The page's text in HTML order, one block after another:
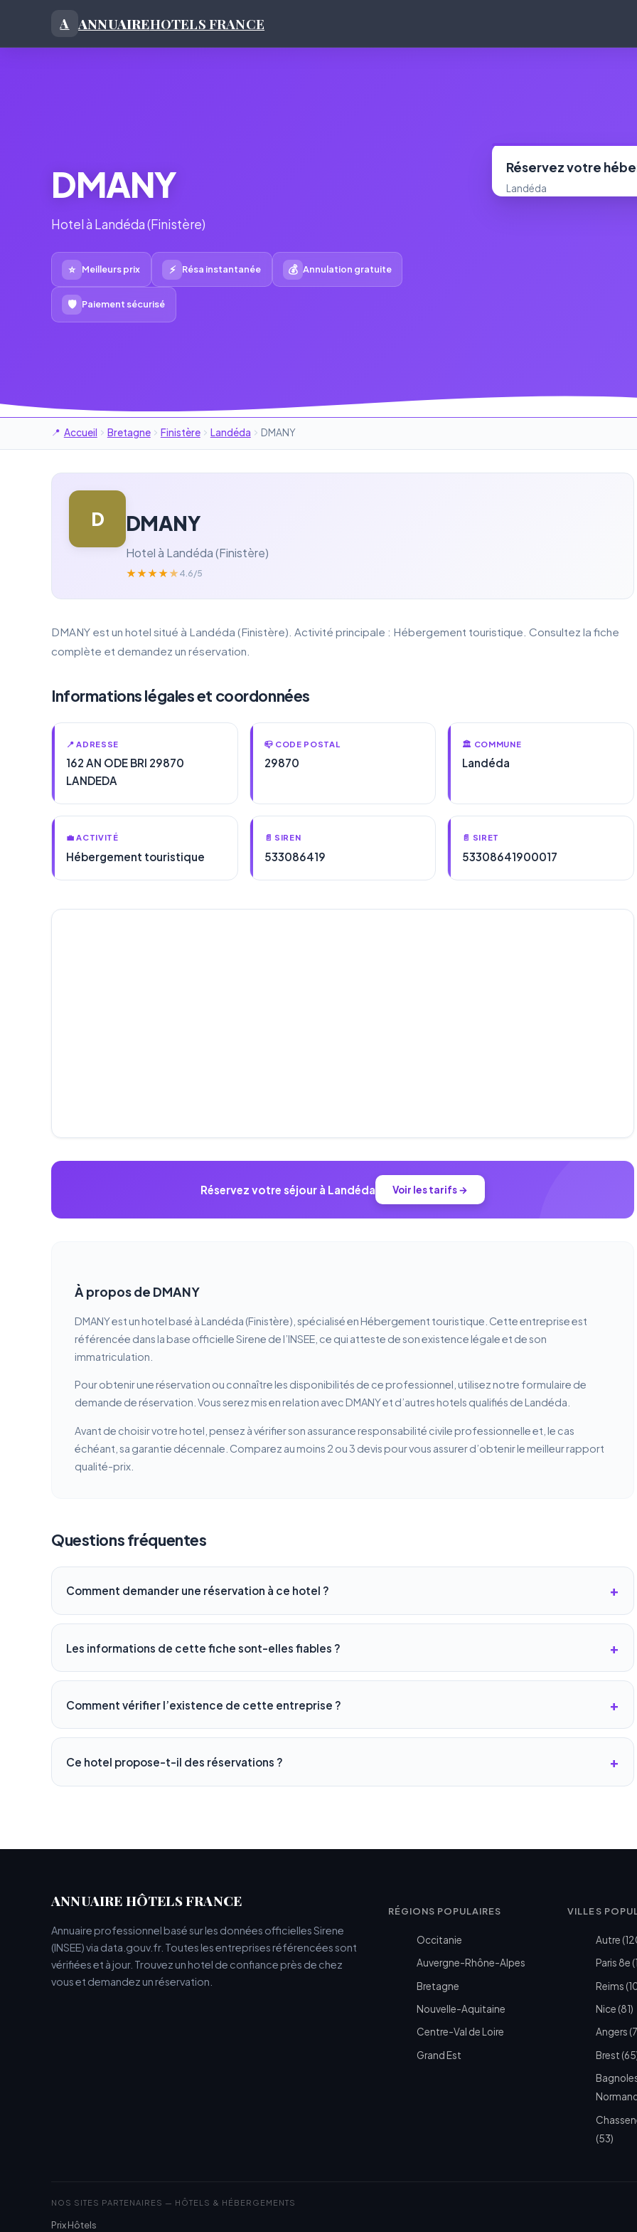
A ANNUAIREHOTELS FRANCE
DMANY
Hotel à Landéda (Finistère)
⭐ Meilleurs prix ⚡ Résa instantanée 💰 Annulation gratuite
🛡 Paiement sécurisé
Réservez votre
Landéda
Accueil Bretagne Finistère Landéda DMANY
D DMANY
Hotel à Landéda (Finistère)
★★★★★ 4.6/5
DMANY est un hotel situé à Landéda (Finistère). Activité principale : Hébergement touristique. Consultez la fiche
complète et demandez un réservation.
Informations légales et coordonnées
📍 ADRESSE
162 AN ODE BRI 29870
LANDEDA
📪 CODE POSTAL
29870
🏛️ COMMUNE
Landéda
💼 ACTIVITÉ
Hébergement touristique
📄 SIREN
533086419
📄 SIRET
53308641900017
Réservez votre séjour à Landéda Voir les tarifs →
À propos de DMANY
DMANY est un hotel basé à Landéda (Finistère), spécialisé en Hébergement touristique. Cette entreprise est
référencée dans la base officielle Sirene de l’INSEE, ce qui atteste de son existence légale et de son
immatriculation.
Pour obtenir une réservation ou connaître les disponibilités de ce professionnel, utilisez notre formulaire de
demande de réservation. Vous serez mis en relation avec DMANY et d’autres hotels qualifiés de Landéda.
Avant de choisir votre hotel, pensez à vérifier son assurance responsabilité civile professionnelle et, le cas
échéant, sa garantie décennale. Comparez au moins 2 ou 3 devis pour vous assurer d’obtenir le meilleur rapport
qualité-prix.
Questions fréquentes
Comment demander une réservation à ce hotel ?
Les informations de cette fiche sont-elles fiables ?
Comment vérifier l’existence de cette entreprise ?
Ce hotel propose-t-il des réservations ?
ANNUAIRE HÔTELS FRANCE
Annuaire professionnel basé sur les données officielles Sirene
(INSEE) via data.gouv.fr. Toutes les entreprises référencées sont
vérifiées et à jour. Trouvez un hotel de confiance près de chez
vous et demandez un réservation.
RÉGIONS POPULAIRES
Occitanie
Auvergne-Rhône-Alpes
Bretagne
Nouvelle-Aquitaine
Centre-Val de Loire
Grand Est
VILLES
Autre
Paris 8e
Reims
Nice (81)
Angers
Brest
(53)
NOS SITES PARTENAIRES — HÔTELS & HÉBERGEMENTS
Prix Hôtels